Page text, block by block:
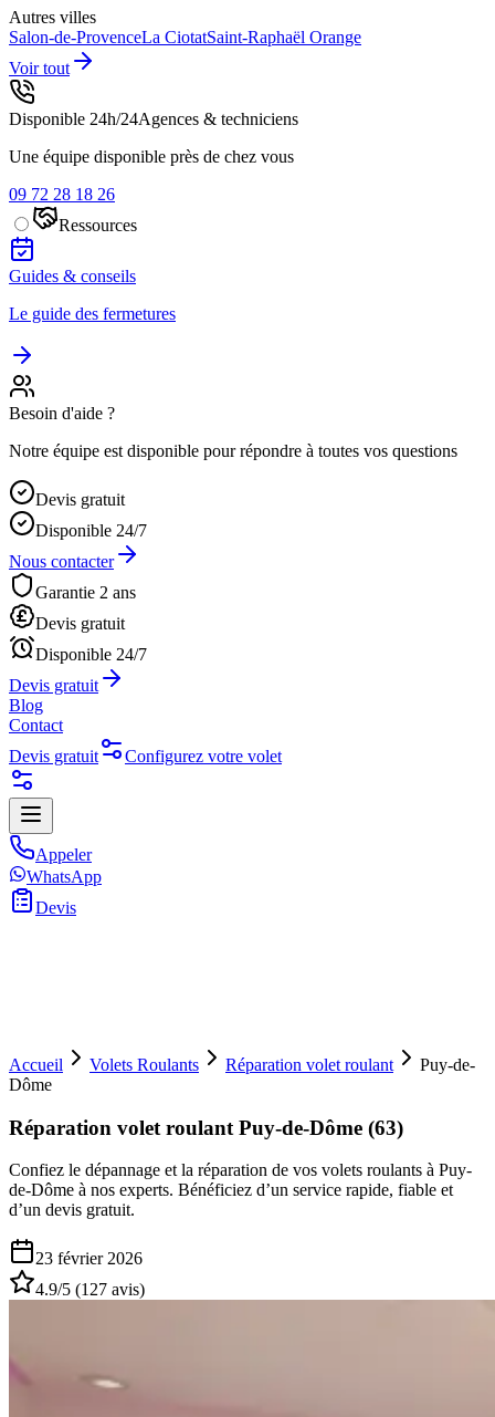
Autres villes
Salon-de-ProvenceLa CiotatSaint-Raphaël Orange
Voir tout
Disponible 24h/24Agences & techniciens
Une équipe disponible près de chez vous
09 72 28 18 26
Ressources
Guides & conseils
Le guide des fermetures
Besoin d'aide ?
Notre équipe est disponible pour répondre à toutes vos questions
Devis gratuit
Disponible 24/7
Nous contacter
Garantie 2 ans
Devis gratuit
Disponible 24/7
Devis gratuit
Blog
Contact
Devis gratuit
Configurez votre volet
Appeler
WhatsApp
Devis
Accueil Volets Roulants Réparation volet roulant
Puy-de-
Dôme
Réparation volet roulant Puy-de-Dôme (63)
Confiez le dépannage et la réparation de vos volets roulants à Puy-
de-Dôme à nos experts. Bénéficiez d’un service rapide, fiable et
d’un devis gratuit.
23 février 2026
4.9/5 (127 avis)